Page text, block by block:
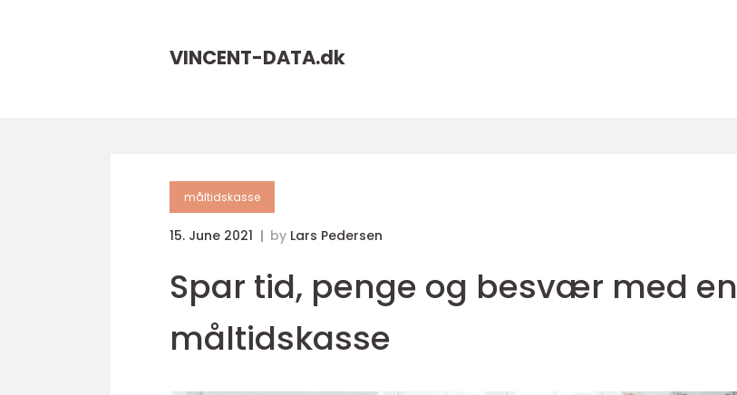
VINCENT-DATA.dk
måltidskasse
15. June 2021 by Lars Pedersen
Spar tid, penge og besvær med en
måltidskasse